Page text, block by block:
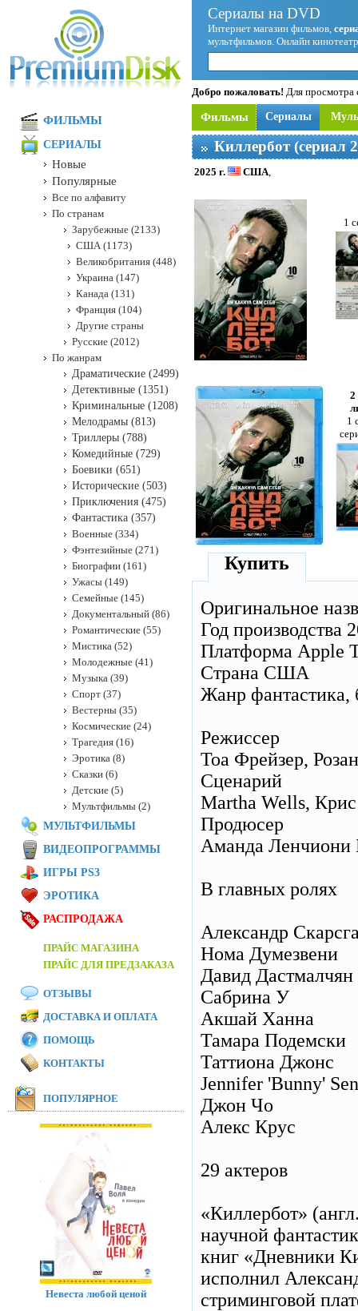
Сериалы на DVD
Интернет магазин фильмов,
мультфильмов. Онлайн
Добро пожаловать! Для просмотра
Фильмы Сериалы
Киллербот (сериал
2025 г. США,
1
2
1
Купить
Оригинальное
Год производства
Платформа Apple
Страна США
Жанр фантастика,
Режиссер
Тоа Фрейзер,
Сценарий
Martha Wells,
Продюсер
Аманда Ленчиони
В главных ролях
Александр
Нома Думезвени
Давид Дастмалчян
Сабрина У
Акшай Ханна
Тамара Подемски
Таттиона Джонс
Jennifer 'Bunny'
Джон Чо
Алекс Крус
29 актеров
«Киллербот»
научной
книг «Дневники
исполнил
стриминговой
ФИЛЬМЫ
СЕРИАЛЫ
Новые
Популярные
Все по алфавиту
По странам
Зарубежные (2133)
США (1173)
Великобритания (448)
Украина (147)
Канада (131)
Франция (104)
Другие страны
Русские (2012)
По жанрам
Драматические (2499)
Детективные (1351)
Криминальные (1208)
Мелодрамы (813)
Триллеры (788)
Комедийные (729)
Боевики (651)
Исторические (503)
Приключения (475)
Фантастика (357)
Военные (334)
Фэнтезийные (271)
Биографии (161)
Ужасы (149)
Семейные (145)
Документальный (86)
Романтические (55)
Мистика (52)
Молодежные (41)
Музыка (39)
Спорт (37)
Вестерны (35)
Космические (24)
Трагедия (16)
Эротика (8)
Сказки (6)
Детские (5)
Мультфильмы (2)
МУЛЬТФИЛЬМЫ
ВИДЕОПРОГРАММЫ
ИГРЫ PS3
ЭРОТИКА
РАСПРОДАЖА
ПРАЙС МАГАЗИНА
ПРАЙС ДЛЯ ПРЕДЗАКАЗА
ОТЗЫВЫ
ДОСТАВКА И ОПЛАТА
ПОМОЩЬ
КОНТАКТЫ
ПОПУЛЯРНОЕ
Невеста любой ценой